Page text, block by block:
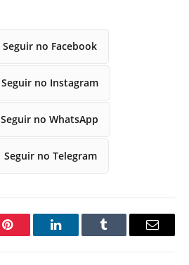
Seguir no Facebook
Seguir no Instagram
Seguir no WhatsApp
Seguir no Telegram
Pinterest LinkedInTumblr
E-